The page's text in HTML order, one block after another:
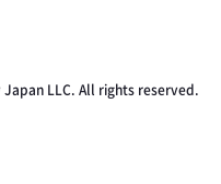
LLC. All rights reserved.